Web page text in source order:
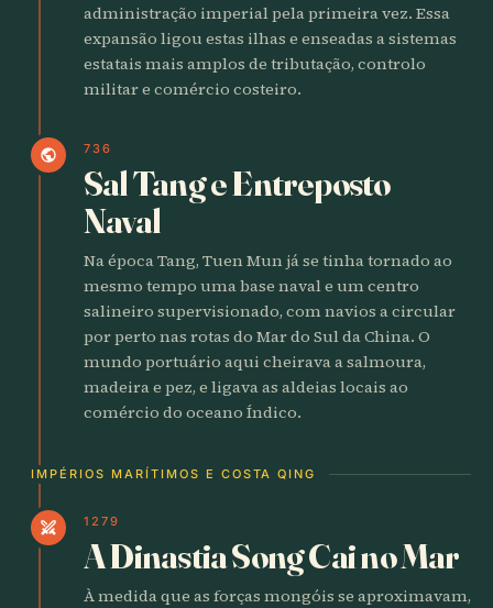
administração imperial pela primeira vez. Essa
expansão ligou estas ilhas e enseadas a sistemas
estatais mais amplos de tributação, controlo
militar e comércio costeiro.
public 736
Sal Tang e Entreposto
Naval
Na época Tang, Tuen Mun já se tinha tornado ao
mesmo tempo uma base naval e um centro
salineiro supervisionado, com navios a circular
por perto nas rotas do Mar do Sul da China. O
mundo portuário aqui cheirava a salmoura,
madeira e pez, e ligava as aldeias locais ao
comércio do oceano Índico.
IMPÉRIOS MARÍTIMOS E COSTA QING
swords 1279
A Dinastia Song Cai no Mar
À medida que as forças mongóis se aproximavam,